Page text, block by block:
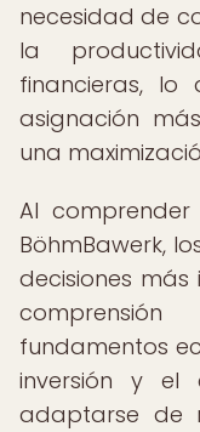
necesidad de
la
financieras,
asignación
una
Al
BöhmBawerk,
decisiones
fundamentos
inversión y el
adaptarse de